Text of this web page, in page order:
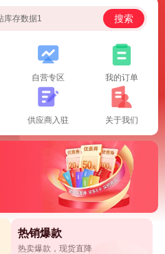
库存数据1 搜索
自营专区 我的订单
供应商入驻 关于我们
热销爆款
热卖爆款，现货直降